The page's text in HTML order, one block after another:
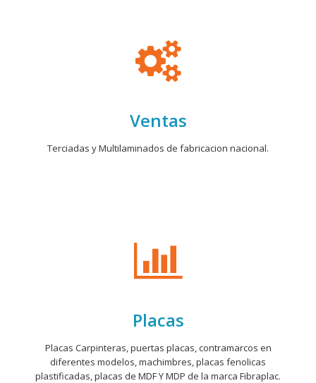
Ventas
Terciadas y Multilaminados de fabricacion nacional.
Placas
Placas Carpinteras, puertas placas, contramarcos en
diferentes modelos, machimbres, placas fenolicas
plastificadas, placas de MDF Y MDP de la marca Fibraplac.